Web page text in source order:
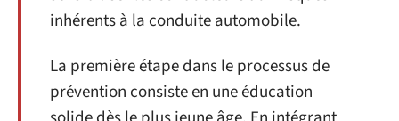
inhérents à la conduite automobile.
La première étape dans le processus de
prévention consiste en une éducation